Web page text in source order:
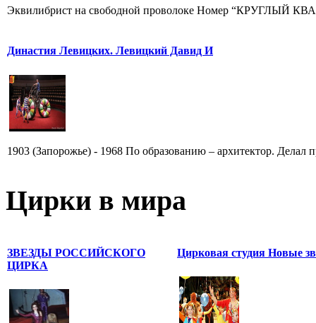
Эквилибрист на свободной проволоке Номер “КРУГЛЫЙ
Династия Левицких. Левицкий Давид И
1903 (Запорожье) - 1968 По образованию – архитектор. Делал
Цирки в мира
ЗВЕЗДЫ РОССИЙСКОГО
ЦИРКА
Цирковая студия Новые